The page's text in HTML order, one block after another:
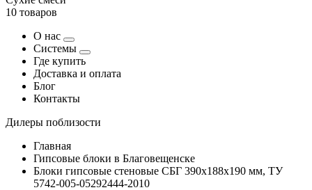
10 товаров
О нас
Системы
Где купить
Доставка и оплата
Блог
Контакты
Дилеры поблизости
Главная
Гипсовые блоки в Благовещенске
Блоки гипсовые стеновые СБГ 390х188х190 мм, ТУ
5742-005-05292444-2010